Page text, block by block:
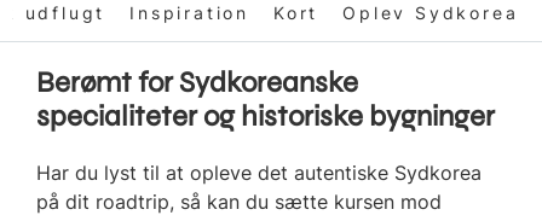
udflugt Inspiration Kort Oplev Sydkorea
Berømt for Sydkoreanske
specialiteter og historiske bygninger
Har du lyst til at opleve det autentiske Sydkorea
på dit roadtrip, så kan du sætte kursen mod